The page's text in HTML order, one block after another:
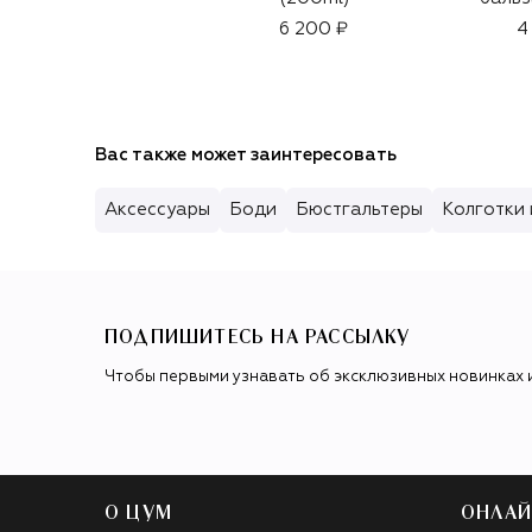
6 200 ₽
4
Вас также может заинтересовать
Аксессуары Боди Бюстгальтеры Колготки
ПОДПИШИТЕСЬ НА РАССЫЛКУ
Чтобы первыми узнавать об эксклюзивных новинках
О ЦУМ